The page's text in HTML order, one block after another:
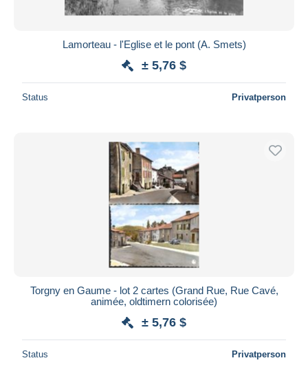
Lamorteau - l'Eglise et le pont (A. Smets)
± 5,76 $
Status Privatperson
Torgny en Gaume - lot 2 cartes (Grand Rue, Rue Cavé,
animée, oldtimern colorisée)
± 5,76 $
Status Privatperson